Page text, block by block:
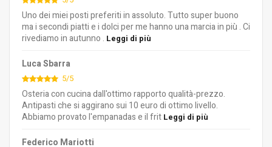
Uno dei miei posti preferiti in assoluto. Tutto super buono
ma i secondi piatti e i dolci per me hanno una marcia in più . Ci
rivediamo in autunno . Leggi di più
Luca Sbarra
5/5
Osteria con cucina dall'ottimo rapporto qualità-prezzo.
Antipasti che si aggirano sui 10 euro di ottimo livello.
Abbiamo provato l'empanadas e il frit Leggi di più
Federico Mariotti